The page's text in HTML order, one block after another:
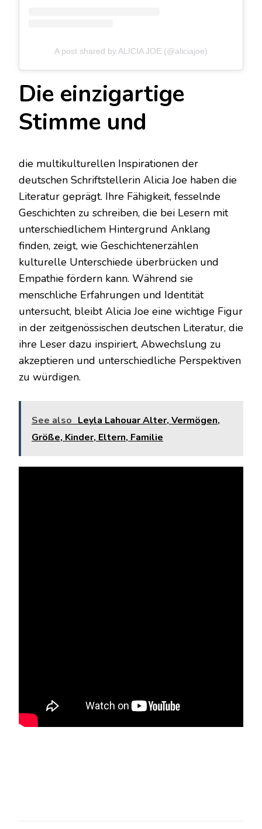
A post shared by ALICIA JOE (@aliciajoe)
Die einzigartige
Stimme und
die multikulturellen Inspirationen der
deutschen Schriftstellerin Alicia Joe haben die
Literatur geprägt. Ihre Fähigkeit, fesselnde
Geschichten zu schreiben, die bei Lesern mit
unterschiedlichem Hintergrund Anklang
finden, zeigt, wie Geschichtenerzählen
kulturelle Unterschiede überbrücken und
Empathie fördern kann. Während sie
menschliche Erfahrungen und Identität
untersucht, bleibt Alicia Joe eine wichtige Figur
in der zeitgenössischen deutschen Literatur, die
ihre Leser dazu inspiriert, Abwechslung zu
akzeptieren und unterschiedliche Perspektiven
zu würdigen.
See also Leyla Lahouar Alter, Vermögen,
Größe, Kinder, Eltern, Familie